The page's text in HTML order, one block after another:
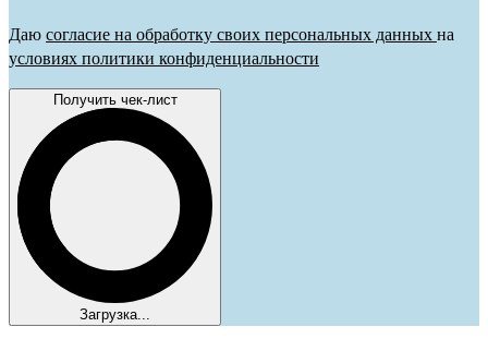
Даю согласие на обработку своих персональных данных на
условиях политики конфиденциальности
Получить чек-лист
Загрузка...